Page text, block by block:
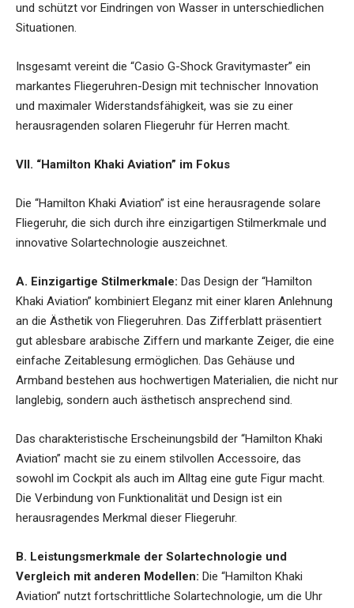
und schützt vor Eindringen von Wasser in unterschiedlichen
Situationen.
Insgesamt vereint die “Casio G-Shock Gravitymaster” ein
markantes Fliegeruhren-Design mit technischer Innovation
und maximaler Widerstandsfähigkeit, was sie zu einer
herausragenden solaren Fliegeruhr für Herren macht.
VII. “Hamilton Khaki Aviation” im Fokus
Die “Hamilton Khaki Aviation” ist eine herausragende solare
Fliegeruhr, die sich durch ihre einzigartigen Stilmerkmale und
innovative Solartechnologie auszeichnet.
A. Einzigartige Stilmerkmale: Das Design der “Hamilton
Khaki Aviation” kombiniert Eleganz mit einer klaren Anlehnung
an die Ästhetik von Fliegeruhren. Das Zifferblatt präsentiert
gut ablesbare arabische Ziffern und markante Zeiger, die eine
einfache Zeitablesung ermöglichen. Das Gehäuse und
Armband bestehen aus hochwertigen Materialien, die nicht nur
langlebig, sondern auch ästhetisch ansprechend sind.
Das charakteristische Erscheinungsbild der “Hamilton Khaki
Aviation” macht sie zu einem stilvollen Accessoire, das
sowohl im Cockpit als auch im Alltag eine gute Figur macht.
Die Verbindung von Funktionalität und Design ist ein
herausragendes Merkmal dieser Fliegeruhr.
B. Leistungsmerkmale der Solartechnologie und
Vergleich mit anderen Modellen: Die “Hamilton Khaki
Aviation” nutzt fortschrittliche Solartechnologie, um die Uhr